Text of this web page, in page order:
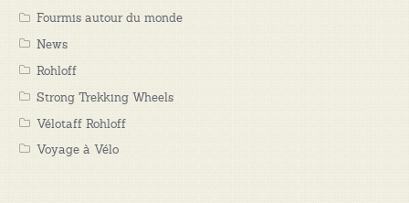
Fourmis autour du monde
News
Rohloff
Strong Trekking Wheels
Vélotaff Rohloff
Voyage à Vélo